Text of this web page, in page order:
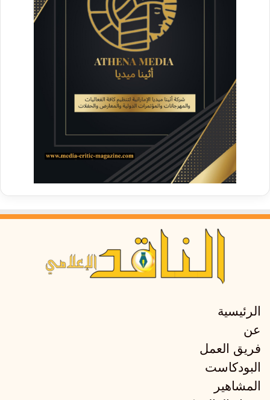
الرئيسية
عن
فريق العمل
البودكاست
المشاهير